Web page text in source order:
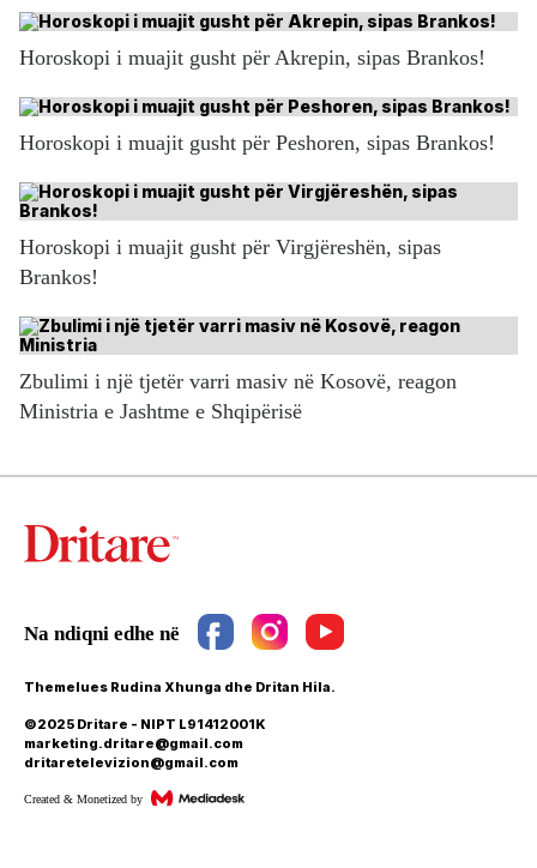
Horoskopi i muajit gusht për Akrepin, sipas Brankos!
Horoskopi i muajit gusht për Peshoren, sipas Brankos!
Horoskopi i muajit gusht për Virgjëreshën, sipas
Brankos!
Zbulimi i një tjetër varri masiv në Kosovë, reagon
Ministria e Jashtme e Shqipërisë
Themelues Rudina Xhunga dhe Dritan Hila.
©2025 Dritare - NIPT L91412001K
marketing.dritare@gmail.com
dritaretelevizion@gmail.com
Created & Monetized by